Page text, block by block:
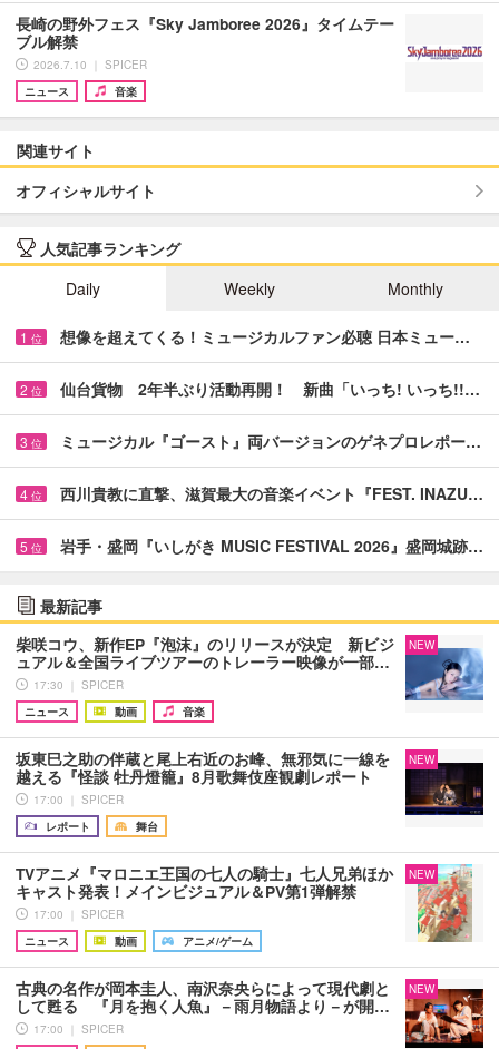
長崎の野外フェス『Sky Jamboree 2026』タイムテー
ブル解禁
2026.7.10 ｜ SPICER
ニュース
音楽
関連サイト
オフィシャルサイト
人気記事ランキング
Daily
Weekly Monthly
1 位 想像を超えてくる！ミュージカルファン必聴 日本ミュー…
2 位 仙台貨物 2年半ぶり活動再開！ 新曲「いっち! いっち!!…
3 位 ミュージカル『ゴースト』両バージョンのゲネプロレポー…
4 位 西川貴教に直撃、滋賀最大の音楽イベント『FEST. INAZU…
5 位 岩手・盛岡『いしがき MUSIC FESTIVAL 2026』盛岡城跡…
最新記事
柴咲コウ、新作EP『泡沫』のリリースが決定 新ビジ
ュアル＆全国ライブツアーのトレーラー映像が一部…
17:30 ｜ SPICER
ニュース
動画 音楽
NEW
坂東巳之助の伴蔵と尾上右近のお峰、無邪気に一線を
越える『怪談 牡丹燈籠』8月歌舞伎座観劇レポート
17:00 ｜ SPICER
レポート
舞台
NEW
TVアニメ『マロニエ王国の七人の騎士』七人兄弟ほか
キャスト発表！メインビジュアル＆PV第1弾解禁
17:00 ｜ SPICER
ニュース
動画 アニメ/ゲーム
NEW
古典の名作が岡本圭人、南沢奈央らによって現代劇と
して甦る 『月を抱く人魚』－雨月物語より－が開…
17:00 ｜ SPICER
NEW